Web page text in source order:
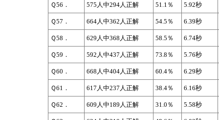
Ｑ56． 575人中294人正解 51.1％ 5.92秒
Ｑ57． 664人中362人正解 54.5％ 6.39秒
Ｑ58． 629人中368人正解 58.5％ 6.74秒
Ｑ59． 592人中437人正解 73.8％ 5.76秒
Ｑ60． 668人中404人正解 60.4％ 6.29秒
Ｑ61． 617人中237人正解 38.4％ 6.16秒
Ｑ62． 609人中189人正解 31.0％ 5.58秒